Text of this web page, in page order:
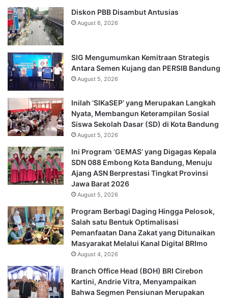
Diskon PBB Disambut Antusias
August 6, 2026
SIG Mengumumkan Kemitraan Strategis
Antara Semen Kujang dan PERSIB Bandung
August 5, 2026
Inilah ‘SIKaSEP’ yang Merupakan Langkah
Nyata, Membangun Keterampilan Sosial
Siswa Sekolah Dasar (SD) di Kota Bandung
August 5, 2026
Ini Program ‘GEMAS’ yang Digagas Kepala
SDN 088 Embong Kota Bandung, Menuju
Ajang ASN Berprestasi Tingkat Provinsi
Jawa Barat 2026
August 5, 2026
Program Berbagi Daging Hingga Pelosok,
Salah satu Bentuk Optimalisasi
Pemanfaatan Dana Zakat yang Ditunaikan
Masyarakat Melalui Kanal Digital BRImo
August 4, 2026
Branch Office Head (BOH) BRI Cirebon
Kartini, Andrie Vitra, Menyampaikan
Bahwa Segmen Pensiunan Merupakan